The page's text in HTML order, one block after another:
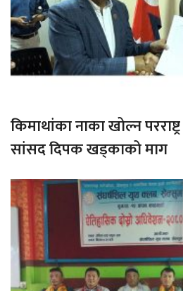
किमाथांका नाका खोल्न
सांसद दिपक खड्काको माग